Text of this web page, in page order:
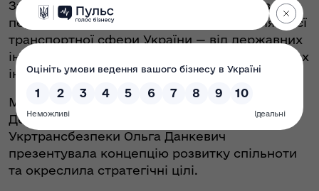
За його словами,
має всі
передумови, щоб стати платформою для всієї
транспортної сфери України — від державних
інституцій до логістичних компаній та великих
інфраструктурних підприємств.
Модераторка заходу, директорка
Департаменту роботи з персоналом
Укртрансбезпеки Ольга Данкевич
презентувала концепцію розвитку спільноти
та окреслила стратегічні цілі.